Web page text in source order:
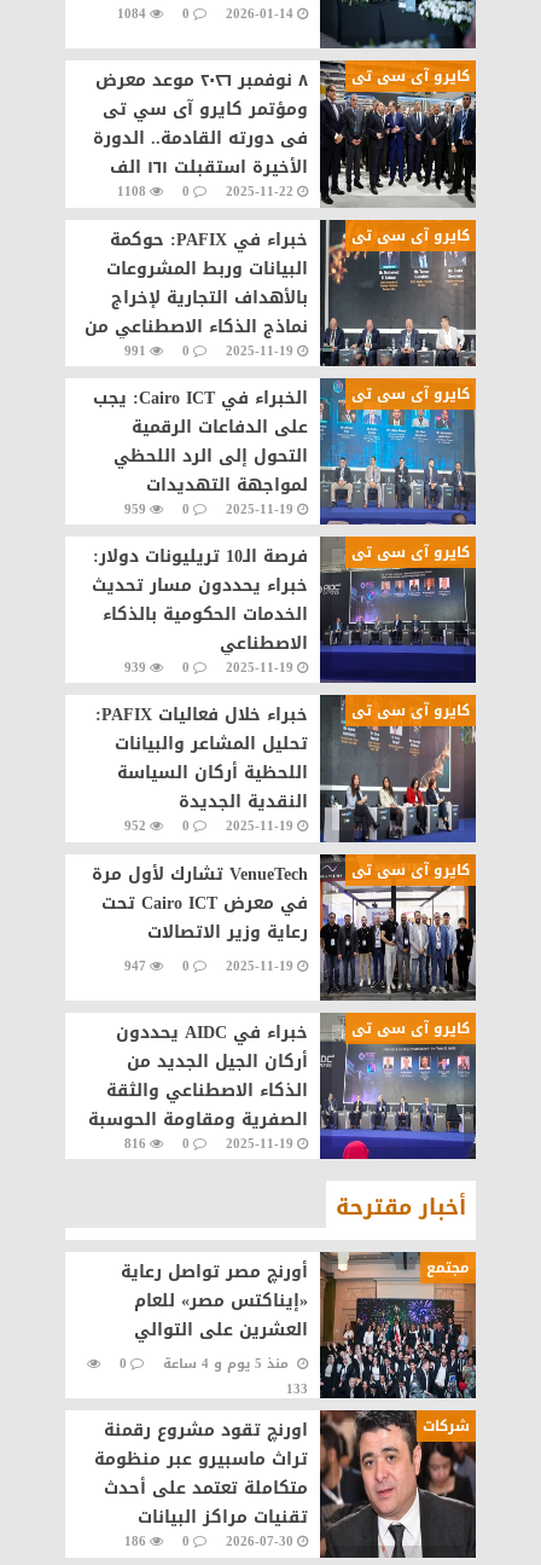
2026-01-14
0
1084
كايرو آى سى تى
٨ نوفمبر ٢٠٢٦ موعد معرض
ومؤتمر كايرو آى سي تى
فى دورته القادمة.. الدورة
الأخيرة استقبلت ١٦١ الف
زائر2025-11-22
0
1108
كايرو آى سى تى
​خبراء في PAFIX: حوكمة
البيانات وربط المشروعات
بالأهداف التجارية لإخراج
نماذج الذكاء الاصطناعي من
«الصندوق الأسود»
2025-11-19
0
991
كايرو آى سى تى
​الخبراء في Cairo ICT: يجب
على الدفاعات الرقمية
التحول إلى الرد اللحظي
لمواجهة التهديدات
التفاعلية
2025-11-19
0
959
كايرو آى سى تى
​فرصة الـ10 تريليونات دولار:
خبراء يحددون مسار تحديث
الخدمات الحكومية بالذكاء
الاصطناعي
2025-11-19
0
939
كايرو آى سى تى
​خبراء خلال فعاليات PAFIX:
تحليل المشاعر والبيانات
اللحظية أركان السياسة
النقدية الجديدة
2025-11-19
0
952
كايرو آى سى تى
VenueTech تشارك لأول مرة
في معرض Cairo ICT تحت
رعاية وزير الاتصالات
2025-11-19
0
947
كايرو آى سى تى
​خبراء في AIDC يحددون
أركان الجيل الجديد من
الذكاء الاصطناعي والثقة
الصفرية ومقاومة الحوسبة
الكمومية
2025-11-19
0
816
أخبار مقترحة
مجتمع
أورنچ مصر تواصل رعاية
«إيناكتس مصر» للعام
العشرين على التوالي
منذ 5 يوم و 4 ساعة
0
133
شركات
اورنچ تقود مشروع رقمنة
تراث ماسبيرو عبر منظومة
متكاملة تعتمد على أحدث
تقنيات مراكز البيانات
والذكاء الاصطناعى
2026-07-30
0
186